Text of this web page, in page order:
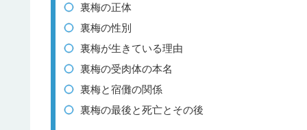
裏梅の正体
裏梅の性別
裏梅が生きている理由
裏梅の受肉体の本名
裏梅と宿儺の関係
裏梅の最後と死亡とその後